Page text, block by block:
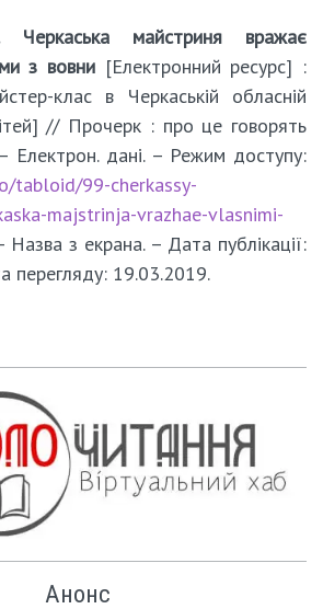
Черкаська майстриня вражає
з вовни [Електронний ресурс] :
клас в Черкаській обласній
// Прочерк : про це говорять
Електрон. дані. – Режим доступу:
tabloid/99-cherkassy-
majstrinja-vrazhae-vlasnimi-
Назва з екрана. – Дата публікації:
перегляду: 19.03.2019.
Анонс